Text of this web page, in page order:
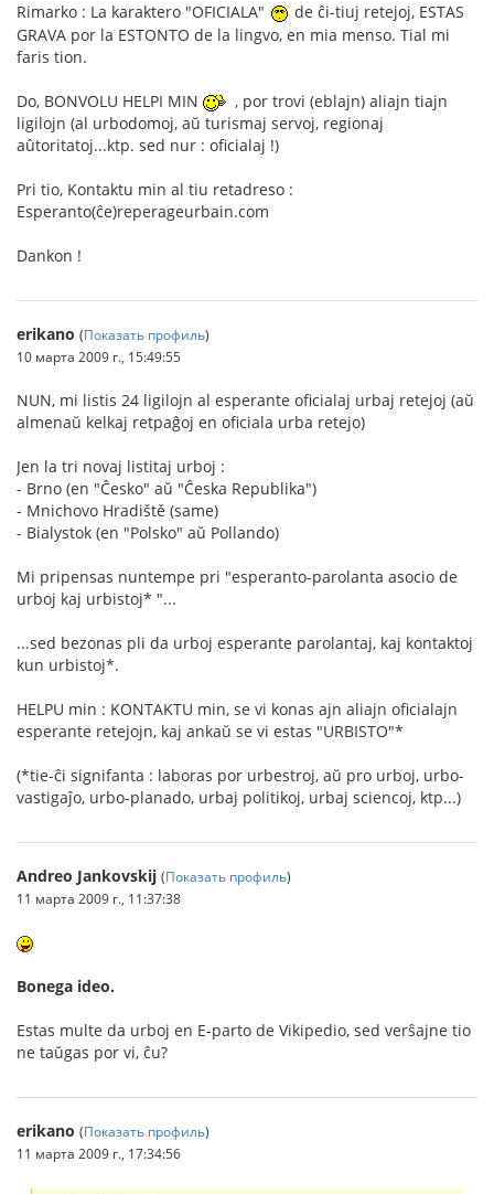
Rimarko : La karaktero "OFICIALA"
de ĉi-tiuj retejoj, ESTAS
GRAVA por la ESTONTO de la lingvo, en mia menso. Tial mi
faris tion.
Do, BONVOLU HELPI MIN
, por trovi (eblajn) aliajn tiajn
ligilojn (al urbodomoj, aŭ turismaj servoj, regionaj
aûtoritatoj...ktp. sed nur : oficialaj !)
Pri tio, Kontaktu min al tiu retadreso :
Esperanto(ĉe)reperageurbain.com
Dankon !
erikano (Показать профиль)
10 марта 2009 г., 15:49:55
NUN, mi listis 24 ligilojn al esperante oficialaj urbaj retejoj (aŭ
almenaŭ kelkaj retpaĝoj en oficiala urba retejo)
Jen la tri novaj listitaj urboj :
- Brno (en "Ĉesko" aŭ "Ĉeska Republika")
- Mnichovo Hradiště (same)
- Bialystok (en "Polsko" aŭ Pollando)
Mi pripensas nuntempe pri "esperanto-parolanta asocio de
urboj kaj urbistoj* "...
...sed bezonas pli da urboj esperante parolantaj, kaj kontaktoj
kun urbistoj*.
HELPU min : KONTAKTU min, se vi konas ajn aliajn oficialajn
esperante retejojn, kaj ankaŭ se vi estas "URBISTO"*
(*tie-ĉi signifanta : laboras por urbestroj, aŭ pro urboj, urbo-
vastigaĵo, urbo-planado, urbaj politikoj, urbaj sciencoj, ktp...)
Andreo Jankovskij (Показать профиль)
11 марта 2009 г., 11:37:38
Bonega ideo.
Estas multe da urboj en E-parto de Vikipedio, sed verŝajne tio
ne taŭgas por vi, ĉu?
erikano (Показать профиль)
11 марта 2009 г., 17:34:56